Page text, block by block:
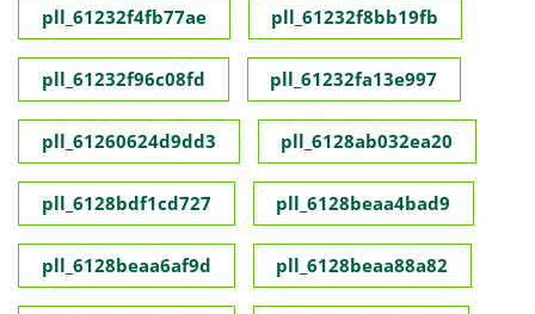
pll_61232f4fb77ae pll_61232f8bb19fb
pll_61232f96c08fd pll_61232fa13e997
pll_61260624d9dd3 pll_6128ab032ea20
pll_6128bdf1cd727 pll_6128beaa4bad9
pll_6128beaa6af9d pll_6128beaa88a82